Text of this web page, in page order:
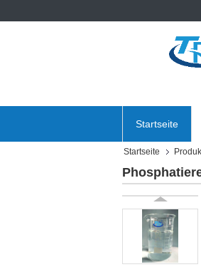
Startseite
Startseite